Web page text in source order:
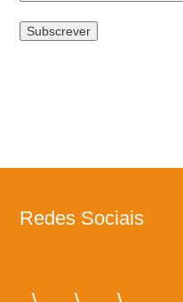
Redes Sociais